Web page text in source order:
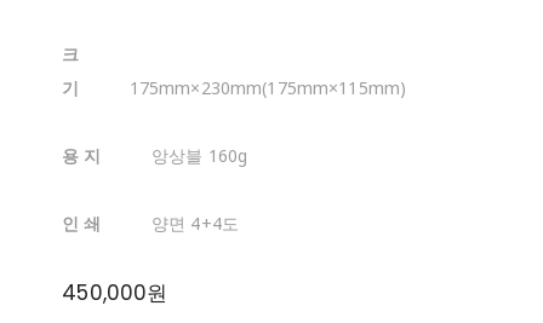
크
기
175mm×230mm(175mm×115mm)
용 지 앙상블 160g
인 쇄 양면 4+4도
450,000원